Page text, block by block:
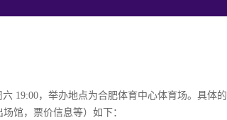
19:00，举办地点为合肥体育中心体育场。具体的
馆，票价信息等）如下：